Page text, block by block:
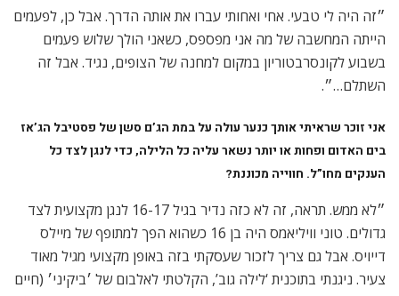
״זה היה לי טבעי. אחי ואחותי עברו את אותה הדרך. אבל כן, לפעמים
הייתה המחשבה של מה אני מפספס, כשאני הולך שלוש פעמים
בשבוע לקונסרבטוריון במקום למחנה של הצופים, נגיד. אבל זה
השתלם…״.
אני זוכר שראיתי אותך כנער עולה על במת הג’ם סשן של פסטיבל הג’אז
בים האדום ופחות או יותר נשאר עליה כל הלילה, כדי לנגן לצד כל
הענקים מחו”ל. חווייה מכוננת?
״לא ממש. תראה, זה לא כזה נדיר בגיל 16-17 לנגן מקצועית לצד
גדולים. טוני וויליאמס היה בן 16 כשהוא הפך למתופף של מיילס
דייויס. אבל גם צריך לזכור שעסקתי בזה באופן מקצועי מגיל מאוד
צעיר. ניגנתי בתוכנית ‘לילה גוב’, הקלטתי לאלבום של ׳ביקיני׳ (חיים